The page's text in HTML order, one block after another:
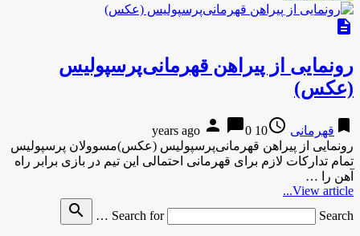
description
رونمایی از پیراهن قهرمانی‌پرسپولیس
(عکس)
bookmark قهرمانی access_time
10 years ago
person chat_bubble0
رونمایی از پیراهن قهرمانی‌پرسپولیس (عکس)مسوولان پرسپولیس
تمام تدارکات لازم برای قهرمانی احتمالی این تیم در بازی برابر راه
آهن را …
View article...
Search for
Search …
search